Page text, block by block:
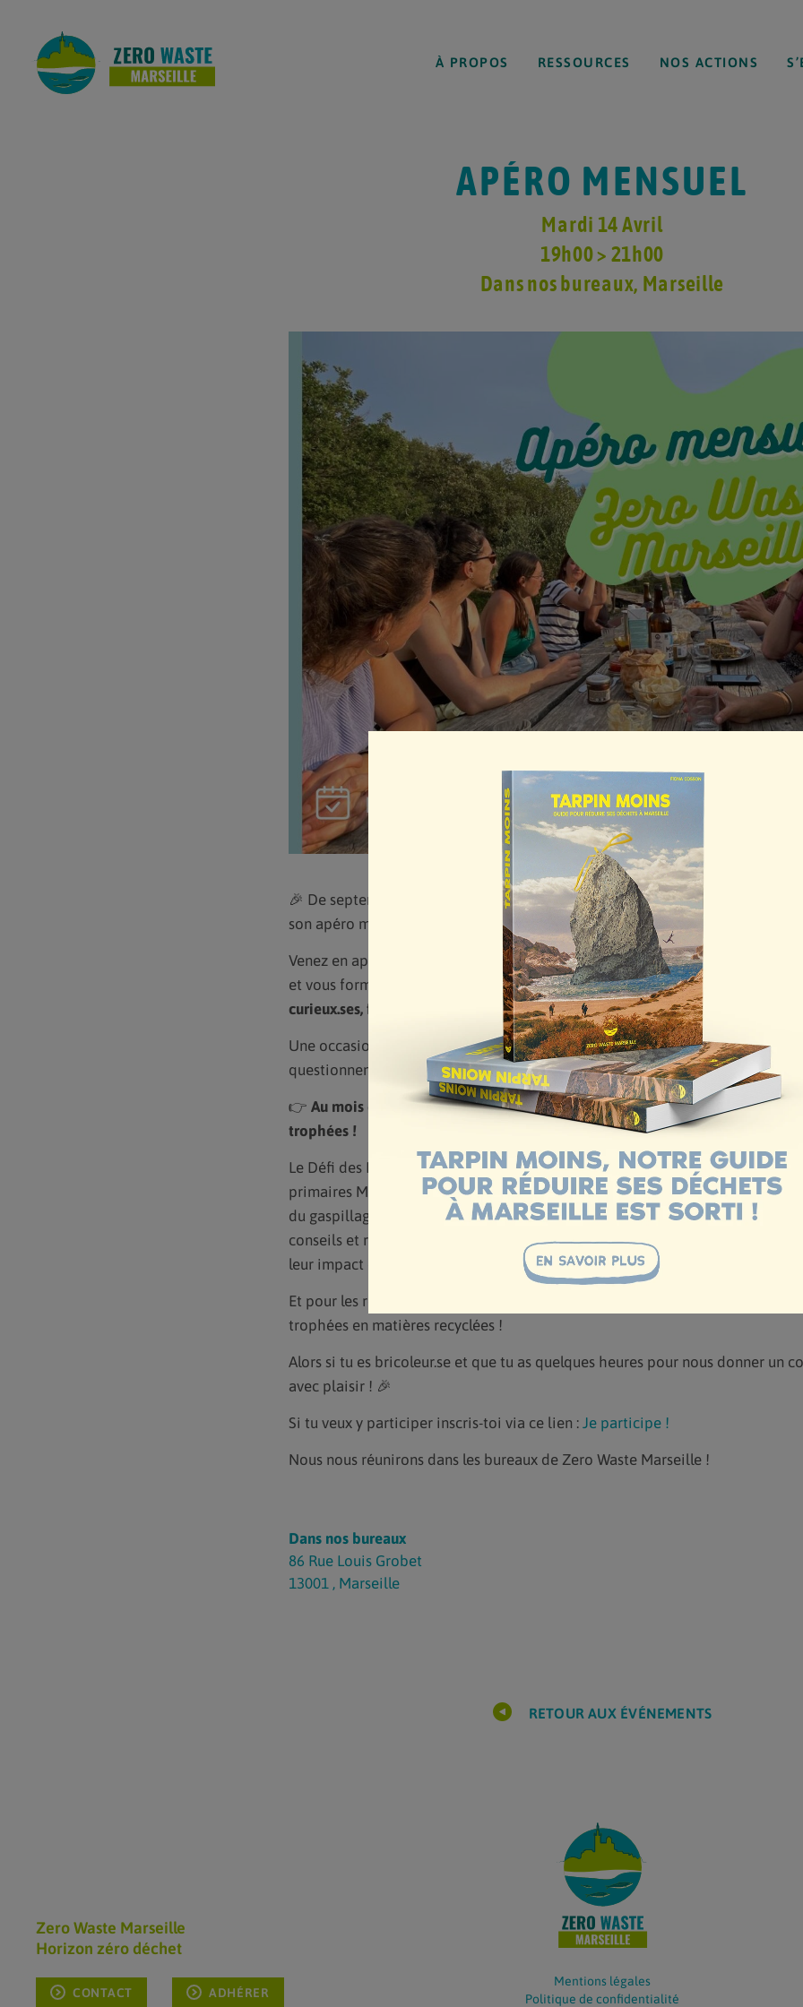
À PROPOS RESSOURCES NOS ACTIONS
APÉRO MENSUEL
Mardi 14 Avril
19h00 > 21h00
Dans nos bureaux, Marseille
🎉 De septembre à juillet, chaque deuxième mardi du mois, Zero Waste
son apéro mensuel 🎉
Venez en apprendre plus sur nos différentes actions, nos missions, nos
et vous former sur différentes thématiques !L’événement est ouvert à
curieux.ses, futur.es engagé.es, etc !
Une occasion festive de se retrouver ou de se rencontrer pour partager idées
questionnements afin d’œuvrer ensemble vers une société plus responsable
👉 Au mois d’avril, en prévision de la clôture du défi des écoles Zéro
trophées !
Le Défi des Écoles Zéro Déchet est un accompagnement gratuit destiné aux
primaires Marseillaises souhaitant s’engager dans une démarche de
du gaspillage. Pendant une année scolaire, les élèves et leur enseignant.es,
conseils et ressources de Zero Waste Marseille, explorent des solutions
leur impact environnemental grâce à la mise en place de 5 actions zéro
Et pour les récompenser de toutes leurs belles actions, on aimerait leur
trophées en matières recyclées !
Alors si tu es bricoleur.se et que tu as quelques heures pour nous donner un
avec plaisir ! 🎉
Si tu veux y participer inscris-toi via ce lien : Je participe !
Nous nous réunirons dans les bureaux de Zero Waste Marseille !
Dans nos bureaux
86 Rue Louis Grobet
13001 , Marseille
RETOUR AUX ÉVÉNEMENTS
Zero Waste Marseille
Horizon zéro déchet
CONTACT ADHÉRER
Mentions légales
Politique de confidentialité